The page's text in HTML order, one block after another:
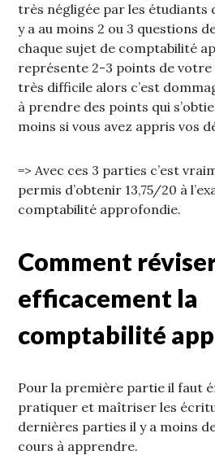
très négligée par les étudiants
y a au moins 2 ou 3 questions
chaque sujet de comptabilité
représente 2-3 points de
très difficile alors c’est
à prendre des points qui
moins si vous avez appris vos
=> Avec ces 3 parties c’est
permis d’obtenir 13,75/20 à
comptabilité approfondie.
Comment
efficacement la
comptabilité
Pour la première partie il faut
pratiquer et maîtriser les
dernières parties il y a moins
cours à apprendre.